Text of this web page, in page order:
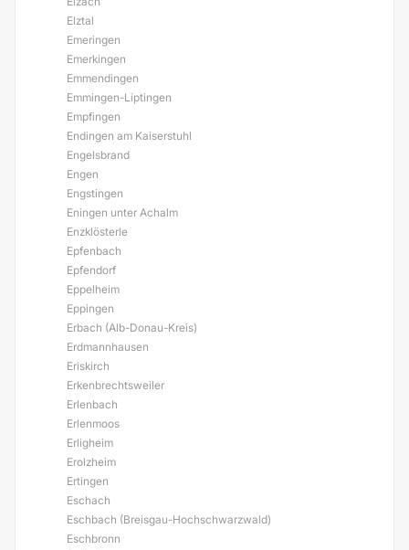
Elztal
Emeringen
Emerkingen
Emmendingen
Emmingen-Liptingen
Empfingen
Endingen am Kaiserstuhl
Engelsbrand
Engen
Engstingen
Eningen unter Achalm
Enzklösterle
Epfenbach
Epfendorf
Eppelheim
Eppingen
Erbach (Alb-Donau-Kreis)
Erdmannhausen
Eriskirch
Erkenbrechtsweiler
Erlenbach
Erlenmoos
Erligheim
Erolzheim
Ertingen
Eschach
Eschbach (Breisgau-Hochschwarzwald)
Eschbronn